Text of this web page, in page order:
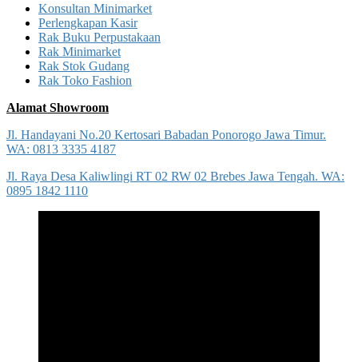
Konsultan Minimarket
Perlengkapan Kasir
Rak Buku Perpustakaan
Rak Minimarket
Rak Stok Gudang
Rak Toko Fashion
Alamat Showroom
Jl. Handayani No.20 Kertosari Babadan Ponorogo Jawa Timur.
WA: 0813 3335 4187
Jl. Raya Desa Kaliwlingi RT 02 RW 02 Brebes Jawa Tengah. WA:
0895 1842 1110